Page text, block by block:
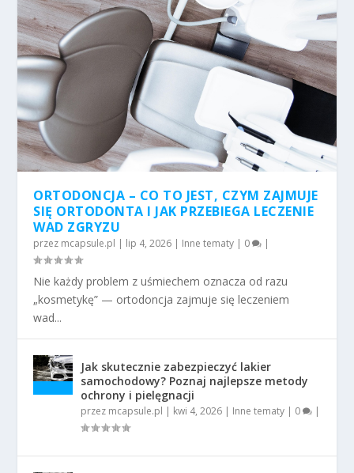
ORTODONCJA – CO TO JEST, CZYM ZAJMUJE
SIĘ ORTODONTA I JAK PRZEBIEGA LECZENIE
WAD ZGRYZU
przez mcapsule.pl | lip 4, 2026 | Inne tematy | 0 |
Nie każdy problem z uśmiechem oznacza od razu
„kosmetykę” — ortodoncja zajmuje się leczeniem
wad...
Jak skutecznie zabezpieczyć lakier
samochodowy? Poznaj najlepsze metody
ochrony i pielęgnacji
przez mcapsule.pl | kwi 4, 2026 | Inne tematy | 0 |